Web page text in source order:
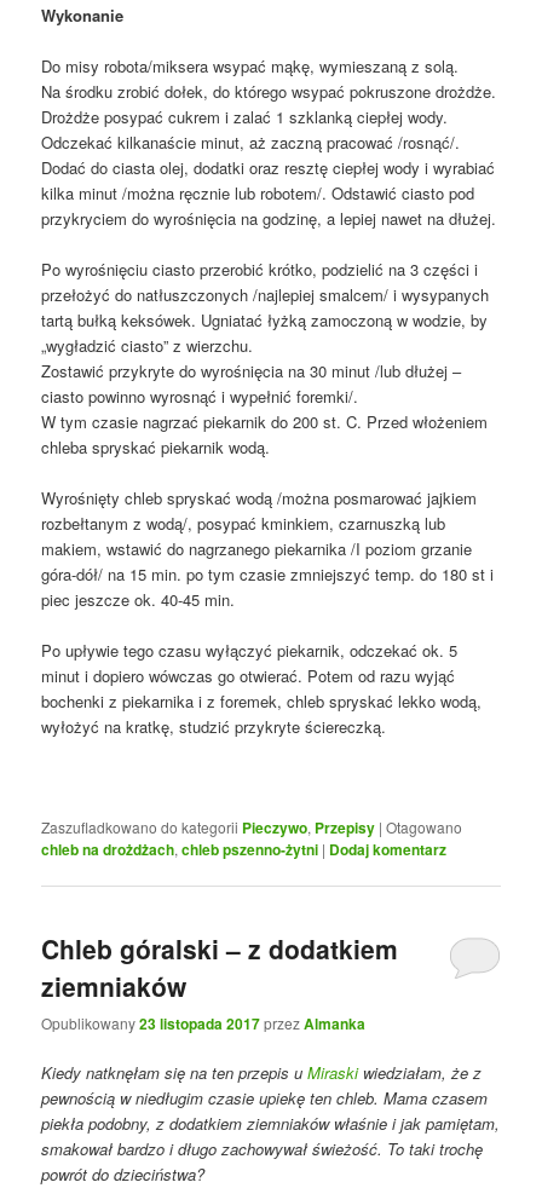
Wykonanie
Do misy robota/miksera wsypać mąkę, wymieszaną z solą.
Na środku zrobić dołek, do którego wsypać pokruszone drożdże.
Drożdże posypać cukrem i zalać 1 szklanką ciepłej wody.
Odczekać kilkanaście minut, aż zaczną pracować /rosnąć/.
Dodać do ciasta olej, dodatki oraz resztę ciepłej wody i wyrabiać
kilka minut /można ręcznie lub robotem/. Odstawić ciasto pod
przykryciem do wyrośnięcia na godzinę, a lepiej nawet na dłużej.
Po wyrośnięciu ciasto przerobić krótko, podzielić na 3 części i
przełożyć do natłuszczonych /najlepiej smalcem/ i wysypanych
tartą bułką keksówek. Ugniatać łyżką zamoczoną w wodzie, by
„wygładzić ciasto” z wierzchu.
Zostawić przykryte do wyrośnięcia na 30 minut /lub dłużej –
ciasto powinno wyrosnąć i wypełnić foremki/.
W tym czasie nagrzać piekarnik do 200 st. C. Przed włożeniem
chleba spryskać piekarnik wodą.
Wyrośnięty chleb spryskać wodą /można posmarować jajkiem
rozbełtanym z wodą/, posypać kminkiem, czarnuszką lub
makiem, wstawić do nagrzanego piekarnika /I poziom grzanie
góra-dół/ na 15 min. po tym czasie zmniejszyć temp. do 180 st i
piec jeszcze ok. 40-45 min.
Po upływie tego czasu wyłączyć piekarnik, odczekać ok. 5
minut i dopiero wówczas go otwierać. Potem od razu wyjąć
bochenki z piekarnika i z foremek, chleb spryskać lekko wodą,
wyłożyć na kratkę, studzić przykryte ściereczką.
Zaszufladkowano do kategorii Pieczywo, Przepisy |Otagowano
chleb na drożdżach,chleb pszenno-żytni | Dodaj komentarz
Chleb góralski – z dodatkiem
ziemniaków
Opublikowany23 listopada 2017przezAlmanka
Kiedy natknęłam się na ten przepis uMiraskiwiedziałam, że z
pewnością w niedługim czasie upiekę ten chleb. Mama czasem
piekła podobny, z dodatkiem ziemniaków właśnie i jak pamiętam,
smakował bardzo i długo zachowywał świeżość. To taki trochę
powrót do dzieciństwa?